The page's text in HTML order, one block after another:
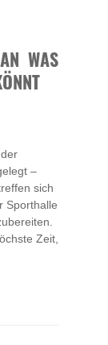
WAS
–
sich
Sporthalle
Zeit,